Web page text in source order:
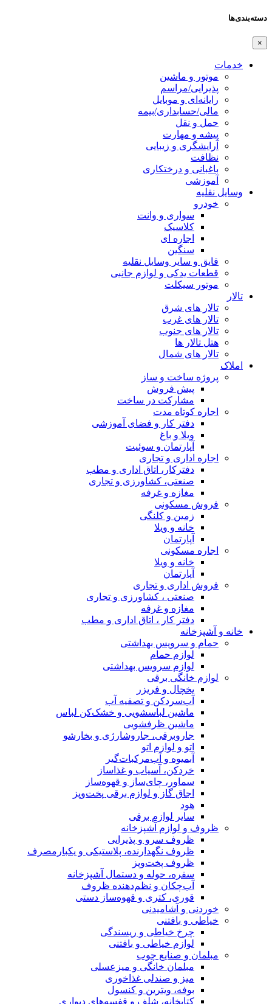
دسته‌بندی‌ها
×
خدمات
موتور و ماشین
پذیرایی/مراسم
رایانه‌ای و موبایل
مالی/حسابداری/بیمه
حمل و نقل
پیشه و مهارت
آرایشگری و زیبایی
نظافت
باغبانی و درختکاری
آموزشی
وسایل نقلیه
خودرو
سواری و وانت
کلاسیک
اجاره ای
سنگین
قایق و سایر وسایل نقلیه
قطعات یدکی و لوازم جانبی
موتور سیکلت
تالار
تالار های شرق
تالار های غرب
تالار های جنوب
هتل تالار ها
تالار های شمال
املاک
پروژه ساخت و ساز
پیش فروش
مشارکت در ساخت
اجاره کوتاه مدت
دفتر کار و فضای آموزشی
ویلا و باغ
آپارتمان و سوئیت
اجاره اداری و تجاری
دفترکار، اتاق اداری و مطب
صنعتی، کشاورزی و تجاری
مغازه و غرفه
فروش مسکونی
زمین و کلنگی
خانه و ویلا
آپارتمان
اجاره مسکونی
خانه و ویلا
آپارتمان
فروش اداری و تجاری
صنعتی ، کشاورزی و تجاری
مغازه و غرفه
دفتر کار ، اتاق اداری و مطب
خانه و آشپزخانه
حمام و سرویس بهداشتی
لوازم حمام
لوازم سرویس بهداشتی
لوازم خانگی برقی
یخچال و فریزر
آب‌سردکن و تصفیه آب
ماشین لباسشویی و خشک‌کن لباس
ماشین ظرفشویی
جاروبرقی، جاروشارژی و بخارشو
اتو و لوازم اتو
آبمیوه و آب‌مرکبات‌گیر
خردکن، آسیاب و غذاساز
سماور، چای‌ساز و قهوه‌ساز
اجاق گاز و لوازم برقی پخت‌وپز
هود
سایر لوازم برقی
ظروف و لوازم آشپزخانه
ظروف سرو و پذیرایی
ظروف نگهدارنده، پلاستیکی و یکبارمصرف
ظروف پخت‌وپز
سفره، حوله و دستمال آشپزخانه
آب‌چکان و نظم‌دهنده ظروف
قوری، کتری و قهوه‌ساز دستی
خوردنی و آشامیدنی
خیاطی و بافتنی
چرخ خیاطی و ریسندگی
لوازم خیاطی و بافتنی
مبلمان و صنایع چوب
مبلمان خانگی و میزعسلی
میز و صندلی غذاخوری
بوفه، ویترین و کنسول
کتابخانه، شلف و قفسه‌های دیواری